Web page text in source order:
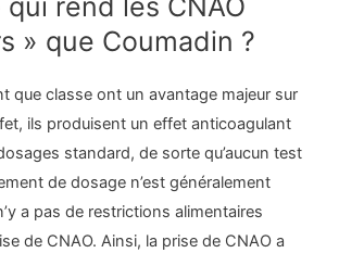
qui rend les CNAO
» que Coumadin ?
que classe ont un avantage majeur sur
ils produisent un effet anticoagulant
standard, de sorte qu’aucun test
de dosage n’est généralement
a pas de restrictions alimentaires
de CNAO. Ainsi, la prise de CNAO a